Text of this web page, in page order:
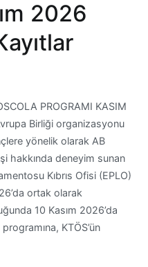
2026
PROGRAMI KASIM
Birliği organizasyonu
yönelik olarak AB
hakkında deneyim sunan
Kıbrıs Ofisi (EPLO)
ortak olarak
10 Kasım 2026’da
KTÖS’ün